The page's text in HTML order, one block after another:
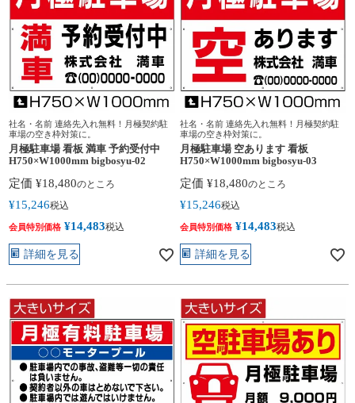
社名・名前 連絡先入れ無料！月極契約駐
車場の空き枠対策に。
月極駐車場 看板 満車 予約受付中
H750×W1000mm bigbosyu-02
定価 ¥18,480のところ
¥15,246税込
会員特別価格 ¥14,483税込
詳細を見る
社名・名前 連絡先入れ無料！月極契約駐
車場の空き枠対策に。
月極駐車場 空あります 看板
H750×W1000mm bigbosyu-03
定価 ¥18,480のところ
¥15,246税込
会員特別価格 ¥14,483税込
詳細を見る